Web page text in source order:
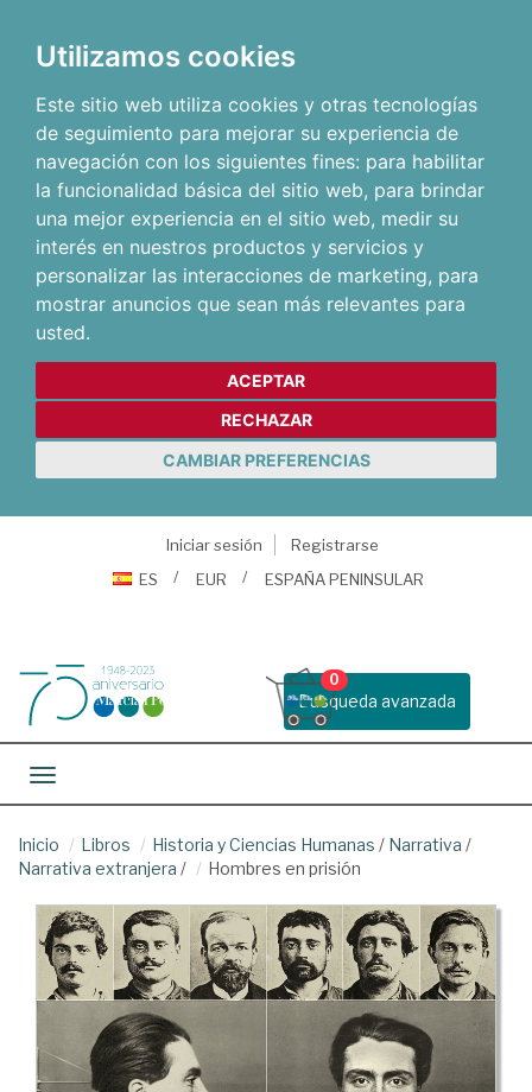
Utilizamos cookies
Este sitio web utiliza cookies y otras tecnologías
de seguimiento para mejorar su experiencia de
navegación con los siguientes fines: para habilitar
la funcionalidad básica del sitio web, para brindar
una mejor experiencia en el sitio web, medir su
interés en nuestros productos y servicios y
personalizar las interacciones de marketing, para
mostrar anuncios que sean más relevantes para
usted.
ACEPTAR
RECHAZAR
CAMBIAR PREFERENCIAS
Iniciar sesión
Registrarse
ES
EUR ESPAÑA PENINSULAR
Busqueda avanzada
0
Toggle navigation
Inicio Libros Historia y Ciencias Humanas / Narrativa /
Narrativa extranjera / Hombres en prisión